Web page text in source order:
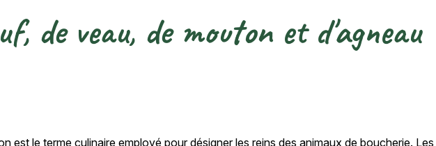
de veau, de mouton et d'agneau
est le terme culinaire employé pour désigner les reins des animaux de boucherie.